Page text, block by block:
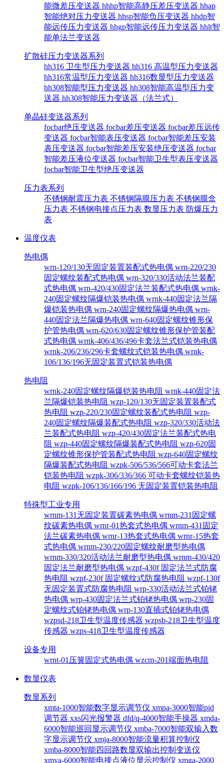
能微差压变送器 hhhp智能高静压差压变送器 hhap
智能绝对压力变送器 hhsp智能负压变送器 hhdp智
能远传压力变送器 hhgp智能远传压力变送器 hhlt智
能单法兰变送器
扩散硅压力变送器系列
hh316 卫生型压力变送器 hh316 高温型压力变送器
hh316常温型压力变送器 hh316数显型压力变送器
hh308智能型压力变送器 hh308智能高温型压力变
送器 hh308智能压力变送器（法兰式）
单晶硅变送器系列
focbar绝压变送器 focbar差压变送器 focbar差压远传
变送器 focbar智能表压变送器 focbar智能差压安装
表压变送器 focbar智能差压安装绝压变送器 focbar
智能差压液位变送器 focbar智能卫生型表压变送器
focbar智能卫生型绝压变送器
压力表系列
不锈钢耐震压力表 不锈钢隔膜压力表 不锈钢膜盒
压力表 不锈钢电接点压力表 数显压力表 防爆压力
表
温度仪表
热电偶
wrn-120/130无固定装置装配式热电偶 wrn-220/230
固定螺纹装配式热电偶 wrn-320/330活动法兰装配
式热电偶 wrn-420/430固定法兰装配式热电偶 wrnk-
240固定螺纹隔爆铠装热电偶 wrnk-440固定法兰隔
爆铠装热电偶 wrn-240固定螺纹隔爆热电偶 wrn-
440固定法兰隔爆热电偶 wrn-640固定螺纹锥形保
护管热电偶 wrn-620/630固定螺纹锥形保护管装配
式热电偶 wrnk-406/436/496卡套法兰式铠装热电偶
wrnk-206/236/296卡套螺纹式铠装热电偶 wrnk-
106/136/196无固定装置式铠装热电偶
热电阻
wrnk-240固定螺纹隔爆铠装热电阻 wrnk-440固定法
兰隔爆铠装热电阻 wzp-120/130无固定装置装配式
热电阻 wzp-220/230固定螺纹装配式热电阻 wzp-
240固定螺纹隔爆装配式热电阻 wzp-320/330活动法
兰装配式热电阻 wzp-420/430固定法兰装配式热电
阻 wzp-440固定螺纹隔爆装配式热电阻 wzp-620固
定螺纹锥形保护管装配式热电阻 wzp-640固定螺纹
隔爆装配式热电阻 wzpk-506/536/566可动卡套法兰
铠装热电阻 wzpk-306/336/366 可动卡套螺纹铠装热
电阻 wzpk-106/136/166/196 无固定装置铠装热电阻
特殊型工业专用
wrnm-131无固定装置碳素热电偶 wrnm-231固定螺
纹碳素热电偶 wrnr-01热套式热电偶 wrnm-431固定
法兰碳素热电偶 wrnr-13热套式热电偶 wrnr-15热套
式热电偶 wrnm-230/220固定螺纹耐磨型热电偶
wrnm-330/320活动法兰耐磨型热电偶 wrnm-430/420
固定法兰耐磨型热电偶 wzpf-430f 固定法兰式防腐
热电阻 wzpf-230f 固定螺纹式防腐热电阻 wzpf-130f
无固定装置式防腐热电阻 wrp-330活动法兰式铂铑
热电偶 wrp-430固定法兰式铂铑热电偶 wrp-230固
定螺纹式铂铑热电偶 wrp-130直插式铂铑热电偶
wzpsd-218卫生型温度传感器 wzpsb-218卫生型温度
传感器 wzps-418卫生型温度传感器
设备专用
wrnt-01压簧固定式热电偶 wzcm-201端面热电阻
数显仪表
数显系列
xmta-1000智能数字显示调节仪 xmpa-3000智能pid
调节器 xxs闪光报警器 dfd/q-4000智能手操器 xmda-
6000智能巡回显示调节仪 xmba-7000智能双输入数
字显示调节仪 xmja-8000智能流量积算控制仪
xmba-8000智能四回路数显双输出控制变送仪
xmya-6000智能电接点液位显示控制仪 xmga-2000